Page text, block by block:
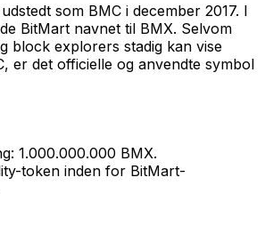
som BMC i december 2017. I
BitMart navnet til BMX. Selvom
block explorers stadig kan vise
er det officielle og anvendte symbol
1.000.000.000 BMX.
token inden for BitMart-